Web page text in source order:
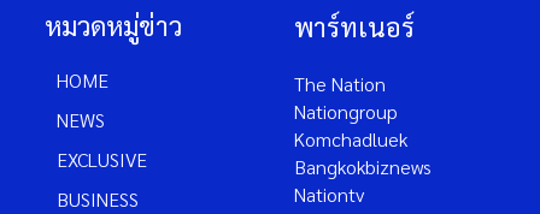
หมวดหมู่ข่าว
HOME
NEWS
EXCLUSIVE
BUSINESS
พาร์ทเนอร์
The Nation
Nationgroup
Komchadluek
Bangkokbiznews
Nationtv